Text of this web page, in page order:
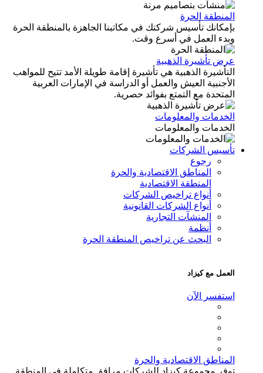
الحرة
تأسيس شركتك في مكاتبنا الجاهزة بالمنطقة الحرة
العمل في أسرع وقت.
تأشيرة الذهبية
الذهبية هي تأشيرة إقامة طويلة الأمد تتيح للمواهب
العيش والعمل أو الدراسة في الإمارات العربية
مع التمتع بفوائد حصرية.
والمعلومات
والمعلومات
الشركات
المناطق الاقتصادية والحرة
المنطقة الاقتصادية
أنواع تراخيص الشركات
أنواع الشركات القانونية
المنشآت التجارية
أنظمة
البحث عن تراخيص المنطقة الحرة
مع كيزاد
الآن
الاقتصادية والحرة
مجموعة كيزاد للشركات مرافق متكاملة في المنطقة